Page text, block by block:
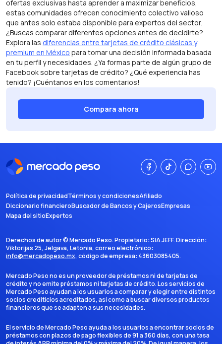
ofertas exclusivas hasta aprender a maximizar beneficios,
estas comunidades ofrecen conocimiento colectivo valioso
que antes solo estaba disponible para expertos del sector.
¿Buscas comparar diferentes opciones antes de decidirte?
Explora las diferencias entre tarjetas de crédito clásicas y
premium en México para tomar una decisión informada basada
en tu perfil y necesidades. ¿Ya formas parte de algún grupo de
Facebook sobre tarjetas de crédito? ¿Qué experiencia has
tenido? ¡Cuéntanos en los comentarios!
Compara ahora
Política de privacidadTérminos y condicionesAfiliado
Diccionario financieroBuscador de Bancos y CajerosEmpresas
Mapa del sitioExpertos
Derechos de autor ©Mercado Peso. Propietario:SIA JEFF. Dirección:
Viktorijas 25, Jelgava, Letonia, correo electrónico:
info@mercadopeso.mx, código de empresa: 43603085405.
Mercado Peso no es un proveedor de préstamos ni de tarjetas de
crédito y no emite préstamos ni tarjetas de crédito. Los servicios de
Mercado Peso ayudan a los usuarios a comparar y elegir entre distintos
socios crediticios acreditados, así como a buscar diversos productos
financieros que se adapten a sus necesidades.
El servicio de Mercado Peso ayuda a los usuarios a encontrar socios de
préstamos con plazos de pago flexibles de 91 a 360 días, con una tasa